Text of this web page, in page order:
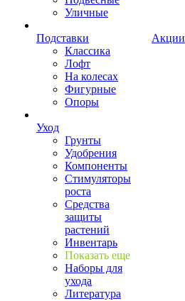
Уличные
Подставки
Классика
Лофт
На колесах
Фигурные
Опоры
Уход
Грунты
Удобрения
Компоненты
Стимуляторы
роста
Средства
защиты
растений
Инвентарь
Показать еще
Наборы для
ухода
Литература
Акции